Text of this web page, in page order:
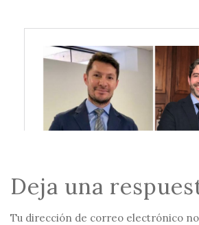
Deja una
Tu dirección de correo electrónico no